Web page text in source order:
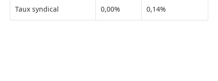
Taux syndical 0,00% 0,14%